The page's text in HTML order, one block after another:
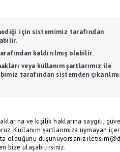
için sistemimiz tarafından
kaldırılmış olabilir.
veya kullanım şartlarımız ile
tarafından sistemden
ve kişilik haklarına saygılı,
Kullanım şartlarımıza uymayan
olduğunu düşünüyorsanız
bize ulaşabilirsiniz.